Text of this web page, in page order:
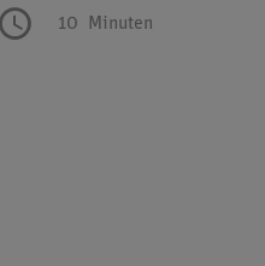
10 Minuten